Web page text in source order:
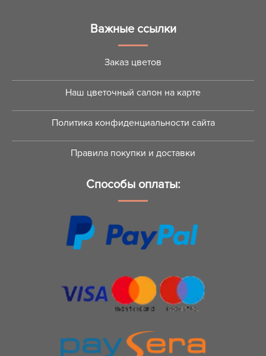
Важные ссылки
Заказ цветов
Наш цветочный салон на карте
Политика конфиденциальности сайта
Правила покупки и доставки
Способы оплаты: